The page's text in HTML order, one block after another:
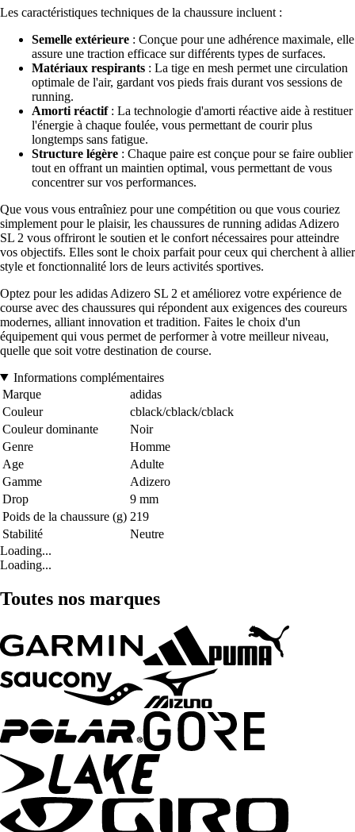
Les caractéristiques techniques de la chaussure incluent :
Semelle extérieure : Conçue pour une adhérence maximale, elle
assure une traction efficace sur différents types de surfaces.
Matériaux respirants : La tige en mesh permet une circulation
optimale de l'air, gardant vos pieds frais durant vos sessions de
running.
Amorti réactif: La technologie d'amorti réactive aide à restituer
l'énergie à chaque foulée, vous permettant de courir plus
longtemps sans fatigue.
Structure légère : Chaque paire est conçue pour se faire oublier
tout en offrant un maintien optimal, vous permettant de vous
concentrer sur vos performances.
Que vous vous entraîniez pour une compétition ou que vous couriez
simplement pour le plaisir, les chaussures de running adidas Adizero
SL 2 vous offriront le soutien et le confort nécessaires pour atteindre
vos objectifs. Elles sont le choix parfait pour ceux qui cherchent à allier
style et fonctionnalité lors de leurs activités sportives.
Optez pour les adidas Adizero SL 2 et améliorez votre expérience de
course avec des chaussures qui répondent aux exigences des coureurs
modernes, alliant innovation et tradition. Faites le choix d'un
équipement qui vous permet de performer à votre meilleur niveau,
quelle que soit votre destination de course.
Informations complémentaires
Marque
adidas
Couleur
cblack/cblack/cblack
Couleur dominante
Noir
Genre
Homme
Age
Adulte
Gamme
Adizero
Drop
9 mm
Poids de la chaussure (g) 219
Stabilité
Neutre
Loading...
Loading...
Toutes nos marques